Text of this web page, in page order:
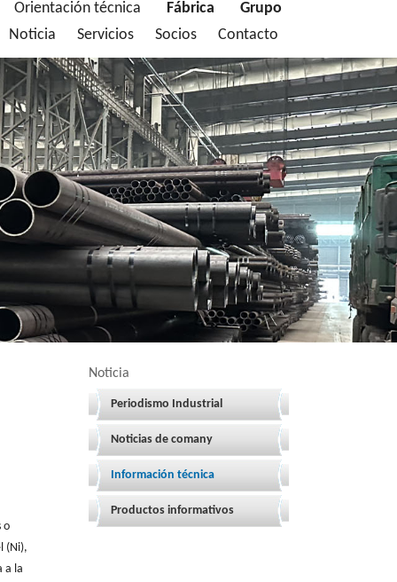
Orientación técnica Fábrica
Grupo
Noticia
Servicios Socios Contacto
Noticia
Periodismo Industrial
Noticias de comany
Información técnica
Productos informativos
o
(Ni),
a la